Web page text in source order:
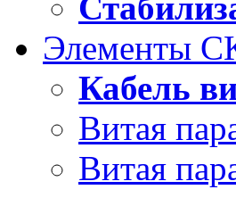
Элементы
Кабель
Витая
Витая